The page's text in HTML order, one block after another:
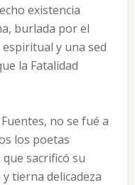
existencia
burlada por el
y una sed
la Fatalidad
no se fué a
los poetas
sacrificó su
tierna delicadeza